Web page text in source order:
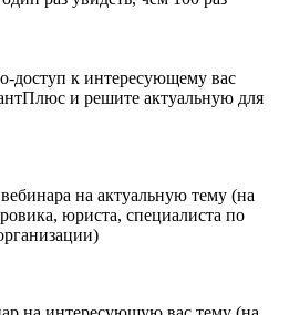
доступ к интересующему вас
и решите актуальную для
на актуальную тему (на
юриста, специалиста по